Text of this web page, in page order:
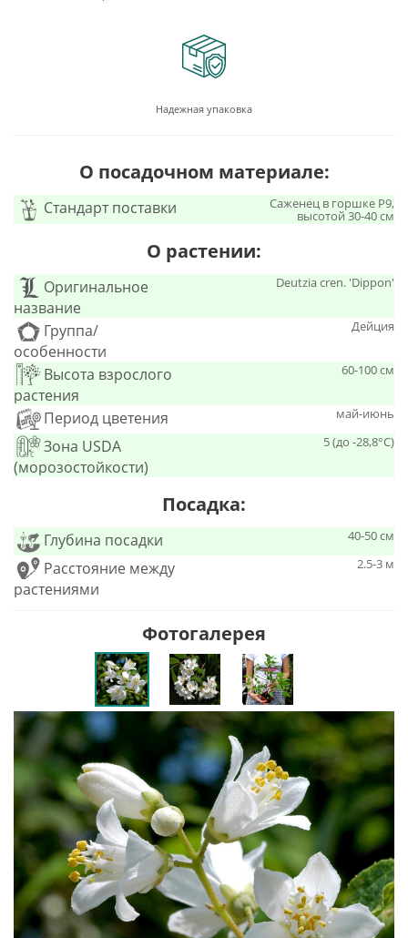
Надежная упаковка
О посадочном материале:
Стандарт поставки Саженец в горшке Р9,
высотой 30-40 см
О растении:
Оригинальное
название
Deutzia cren. 'Dippon'
Группа/
особенности
Дейция
Высота взрослого
растения
60-100 см
Период цветения май-июнь
Зона USDA
(морозостойкости)
5 (до -28,8°С)
Посадка:
Глубина посадки 40-50 см
Расстояние между
растениями
2.5-3 м
Фотогалерея